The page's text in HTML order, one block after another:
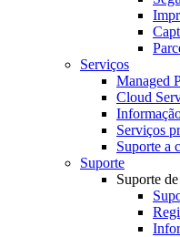
Serviços
Managed
Cloud
Serviços
Suporte a
Suporte
Suporte